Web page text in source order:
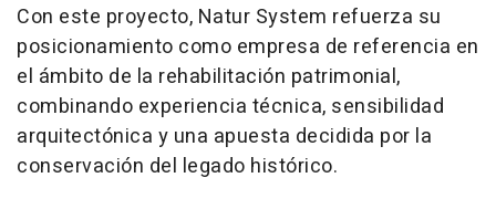
Con este proyecto, Natur System refuerza su
posicionamiento como empresa de referencia en
el ámbito de la rehabilitación patrimonial,
combinando experiencia técnica, sensibilidad
arquitectónica y una apuesta decidida por la
conservación del legado histórico.